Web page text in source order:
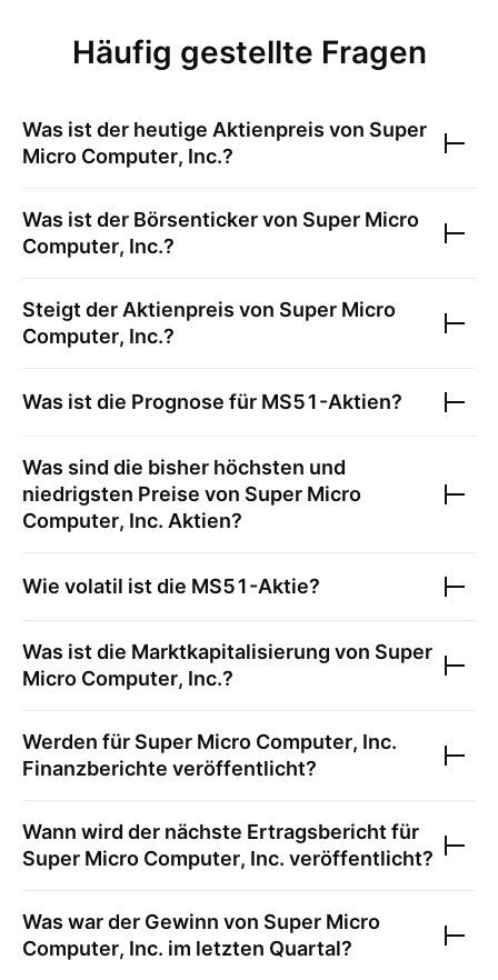
Häufig gestellte Fragen
Was ist der heutige Aktienpreis von Super
Micro Computer, Inc.?
Was ist der Börsenticker von Super Micro
Computer, Inc.?
Steigt der Aktienpreis von Super Micro
Computer, Inc.?
Was ist die Prognose für MS51-Aktien?
Was sind die bisher höchsten und
niedrigsten Preise von Super Micro
Computer, Inc. Aktien?
Wie volatil ist die MS51-Aktie?
Was ist die Marktkapitalisierung von Super
Micro Computer, Inc.?
Werden für Super Micro Computer, Inc.
Finanzberichte veröffentlicht?
Wann wird der nächste Ertragsbericht für
Super Micro Computer, Inc. veröffentlicht?
Was war der Gewinn von Super Micro
Computer, Inc. im letzten Quartal?